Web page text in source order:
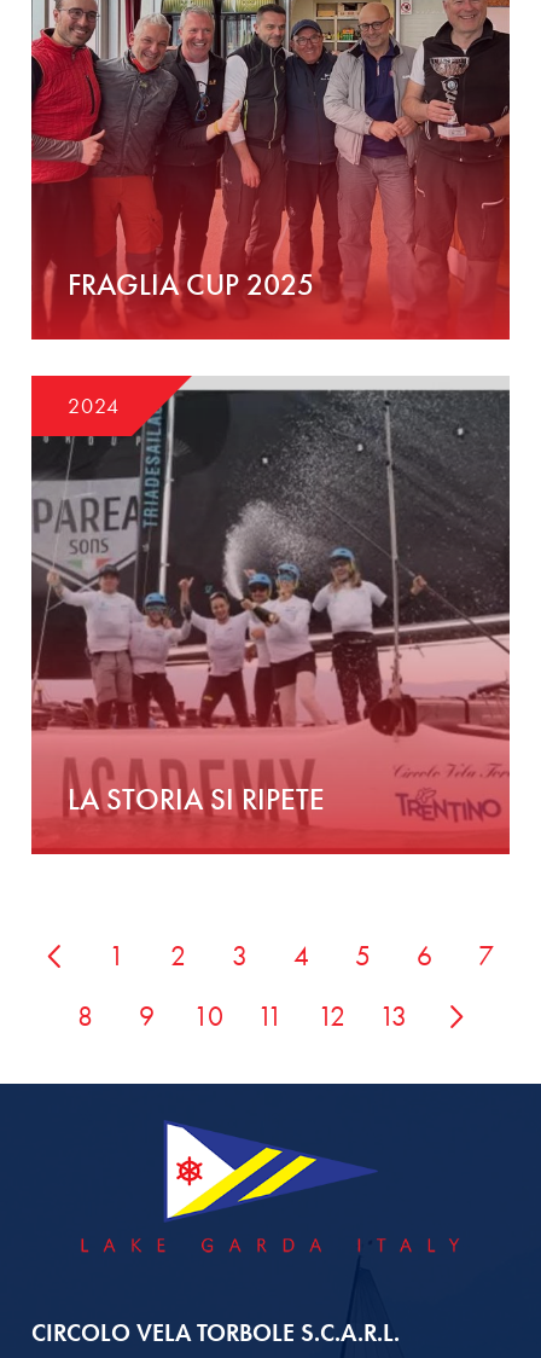
FRAGLIA CUP 2025
2024
LA STORIA SI RIPETE
1 2 3 4 5 6
7
8
9 10 11 12 13
CIRCOLO VELA TORBOLE S.C.A.R.L.